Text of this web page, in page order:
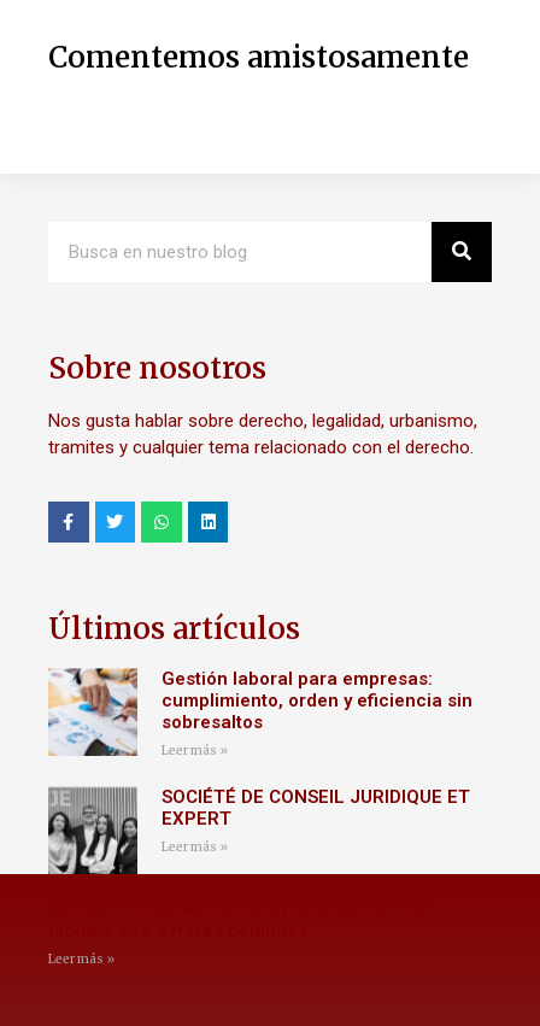
Comentemos amistosamente
Sobre nosotros
Nos gusta hablar sobre derecho, legalidad, urbanismo,
tramites y cualquier tema relacionado con el derecho.
Últimos artículos
Gestión laboral para empresas:
cumplimiento, orden y eficiencia sin
sobresaltos
Leer más »
SOCIÉTÉ DE CONSEIL JURIDIQUE ET
EXPERT
Leer más »
Leer más »